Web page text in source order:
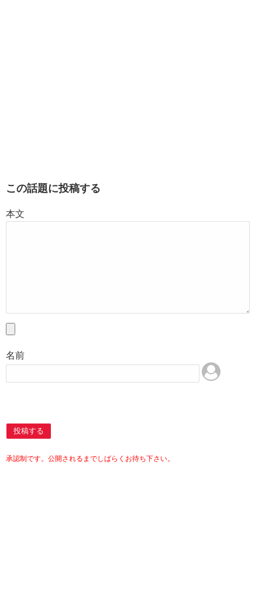
この話題に投稿する
本文
名前
投稿する
承認制です。公開されるまでしばらくお待ち下さい。